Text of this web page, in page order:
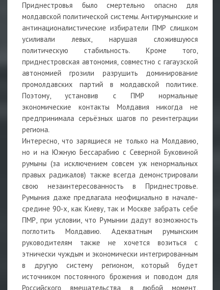
Приднестровья было смертельно опасно для
молдавской политической системы. Антирумынские и
антинационалистические избиратели ПМР слишком
усиливали левых, нарушая сложившуюся
политическую стабильность. Кроме того,
приднестровская автономия, совместно с гагаузской
автономией грозили разрушить доминирование
промолдавских партий в молдавской политике.
Поэтому, установив с ПМР нормальные
экономические контакты Молдавия никогда не
предпринимала серьёзных шагов по реинтеграции
региона.
Интересно, что зарящиеся не только на Молдавию,
но и на Южную Бессарабию с Северной Буковиной
румыны (за исключением совсем уж ненормальных
правых радикалов) также всегда демонстрировали
свою незаинтересованность в Приднестровье.
Румыния даже предлагала неофициально в начале-
средине 90-х, как Киеву, так и Москве забрать себе
ПМР, при условии, что Румынии дадут возможность
поглотить Молдавию. Адекватным румынским
руководителям также не хочется возиться с
этнически чуждым и экономически интегрированным
в другую систему регионом, который будет
источником постоянного брожения и поводом для
Российского вмешательства в любой момент,